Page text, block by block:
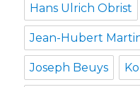
Hans Ulrich Obrist
Jean-Hubert
Joseph Beuys